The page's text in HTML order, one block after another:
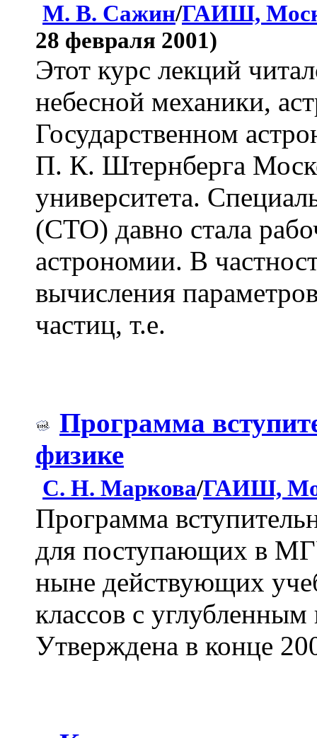
М. В. Сажин/ГАИШ,
28 февраля 2001)
Этот курс лекций
небесной механики,
Государственном
П. К. Штернберга
университета.
(СТО) давно стала
астрономии. В
вычисления
частиц, т.е.
Программа
физике
С. Н. Маркова/ГАИШ,
Программа
для поступающих в
ныне действующих
классов с
Утверждена в конце